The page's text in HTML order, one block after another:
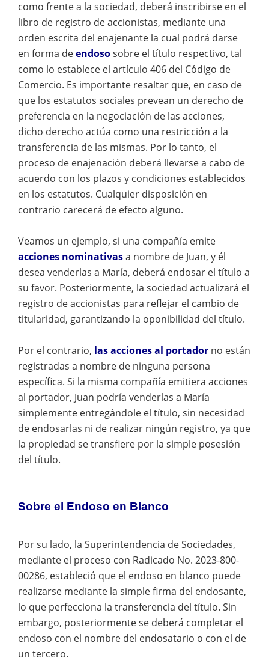
como frente a la sociedad, deberá inscribirse en el
libro de registro de accionistas, mediante una
orden escrita del enajenante la cual podrá darse
en forma deendososobre el título respectivo, tal
como lo establece el artículo 406 del Código de
Comercio. Es importante resaltar que, en caso de
que los estatutos sociales prevean un derecho de
preferencia en la negociación de las acciones,
dicho derecho actúa como una restricción a la
transferencia de las mismas. Por lo tanto, el
proceso de enajenación deberá llevarse a cabo de
acuerdo con los plazos y condiciones establecidos
en los estatutos. Cualquier disposición en
contrario carecerá de efecto alguno.
Veamos un ejemplo, si una compañía emite
acciones nominativasa nombre de Juan, y él
desea venderlas a María, deberá endosar el título a
su favor. Posteriormente, la sociedad actualizará el
registro de accionistas para reflejar el cambio de
titularidad, garantizando la oponibilidad del título.
Por el contrario, las acciones al portador no están
registradas a nombre de ninguna persona
específica. Si la misma compañía emitiera acciones
al portador, Juan podría venderlas a María
simplemente entregándole el título, sin necesidad
de endosarlas ni de realizar ningún registro, ya que
la propiedad se transfiere por la simple posesión
del título.
Sobre el Endoso en Blanco
Por su lado, la Superintendencia de Sociedades,
mediante el proceso con Radicado No. 2023-800-
00286, estableció que el endoso en blanco puede
realizarse mediante la simple firma del endosante,
lo que perfecciona la transferencia del título. Sin
embargo, posteriormente se deberá completar el
endoso con el nombre del endosatario o con el de
un tercero.